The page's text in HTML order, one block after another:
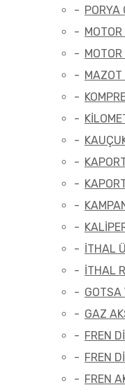
PORYA
MAZOT
İTHAL
İTHAL
GOTSA
GAZ
FREN
FREN
FREN